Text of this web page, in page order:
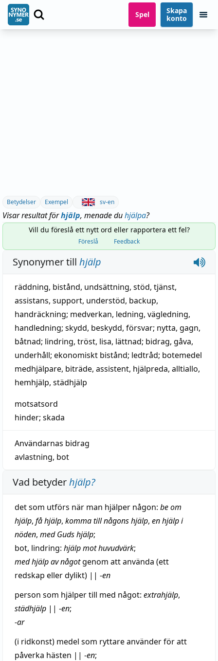
Spel
Skapa
konto
Betydelser Exempel sv-en
Visar resultat förhjälp, menade duhjälpa?
Vill du föreslå ett nytt ord eller rapportera ett fel?
Föreslå Feedback
Synonymer till hjälp
räddning, bistånd, undsättning, stöd, tjänst,
assistans, support, understöd, backup,
handräckning; medverkan, ledning, vägledning,
handledning; skydd, beskydd, försvar; nytta, gagn,
båtnad; lindring, tröst, lisa, lättnad; bidrag, gåva,
underhåll; ekonomiskt bistånd; ledtråd; botemedel
medhjälpare, biträde, assistent, hjälpreda, alltiallo,
hemhjälp, städhjälp
motsatsord
hinder; skada
Användarnas bidrag
avlastning, bot
Vad betyderhjälp?
det som utförs när man hjälper någon: be om
hjälp, få hjälp, komma till någons hjälp, en hjälp i
nöden, med Guds hjälp;
bot, lindring: hjälp mothuvudvärk;
med hjälp av någotgenom attanvända (ett
redskap eller dylikt) || -en
person som hjälpertill med något: extrahjälp,
städhjälp || -en;
-ar
(i ridkonst) medel som ryttareanvänder för att
påverka hästen || -en;